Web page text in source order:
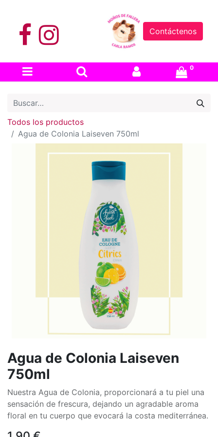
Contáctenos
0
Todos los productos
Agua de Colonia Laiseven 750ml
Agua de Colonia Laiseven
750ml
Nuestra Agua de Colonia, proporcionará a tu piel una
sensación de frescura, dejando un agradable aroma
floral en tu cuerpo que evocará la costa mediterránea.